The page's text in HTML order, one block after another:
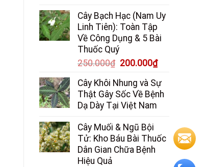
Cây Bạch Hạc (Nam Uy
Linh Tiên): Toàn Tập
Về Công Dụng & 5 Bài
Thuốc Quý
250.000₫ Giá
là:
250.000₫.
200.000₫Giá
tại
là:
Cây Khôi Nhung và Sự
Thật Gây Sốc Về Bệnh
Dạ Dày Tại Việt Nam
Cây Muối & Ngũ Bội
Tử: Kho Báu Bài Thuốc
Dân Gian Chữa Bệnh
Hiệu Quả